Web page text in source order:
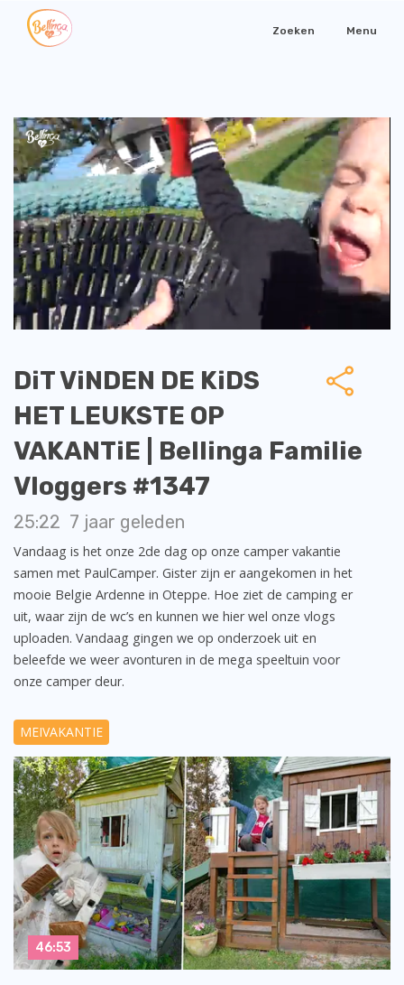
Zoeken Menu
DiT ViNDEN DE KiDS
HET LEUKSTE OP
VAKANTiE | Bellinga Familie
Vloggers #1347
25:22 7 jaar geleden
Vandaag is het onze 2de dag op onze camper vakantie
samen met PaulCamper. Gister zijn er aangekomen in het
mooie Belgie Ardenne in Oteppe. Hoe ziet de camping er
uit, waar zijn de wc’s en kunnen we hier wel onze vlogs
uploaden. Vandaag gingen we op onderzoek uit en
beleefde we weer avonturen in de mega speeltuin voor
onze camper deur.
MEIVAKANTIE
46:53